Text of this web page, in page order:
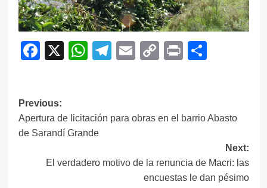
Facebook
X WhatsApp
Telegram
EmailCopy
Print
Navegación
de
Previous:
Apertura de licitación para obras en el barrio Abasto
de Sarandí Grande
Next:
El verdadero motivo de la renuncia de Macri: las
encuestas le dan pésimo